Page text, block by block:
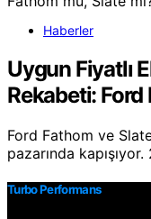
Haberler
Uygun Fiyatlı
Rekabeti:
Ford Fathom ve
pazarında
Turbo Performans